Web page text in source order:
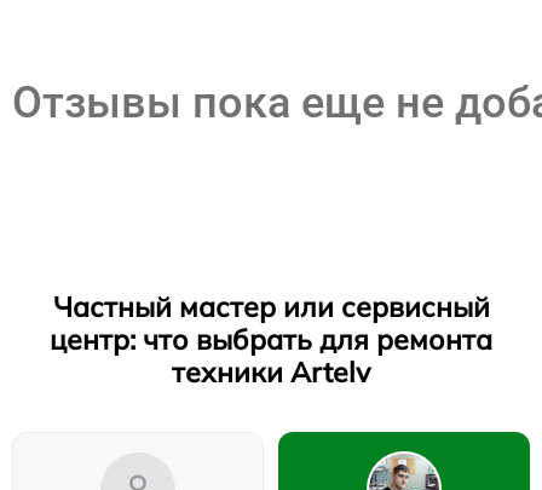
Отзывы пока еще не
Частный мастер или сервисный
центр: что выбрать для ремонта
техники Artelv